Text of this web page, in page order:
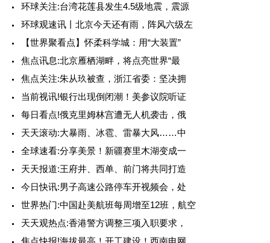
环球关注:台湾花莲县发生4.5级地震，震源
环球观速讯丨北京今天还有雨，阵风六级左
【世界聚看点】怀柔科学城：用“大装置”
焦点讯息:北京雁栖湖畔，将点亮世界“最
焦点关注:朱从玖被查，浙江省委：坚决拥
当前视讯!银行出现倒闭潮！美参议院听证
每日看点!俄克里姆林宫遭无人机袭击，俄
天天滚动:大暴雨、冰雹、雷暴大风……中
全球速看:分享美景！新疆赛里木湖变成一
天天报道:王府井、西单、前门将共同打造
今日快讯:男子高速公路停车开视频会，处
世界热门:中国赴美航班每周增至12班，航空
天天观热点:香港警方调整三项入职要求，
焦点快报!海拔最高！开工建设！西南电网